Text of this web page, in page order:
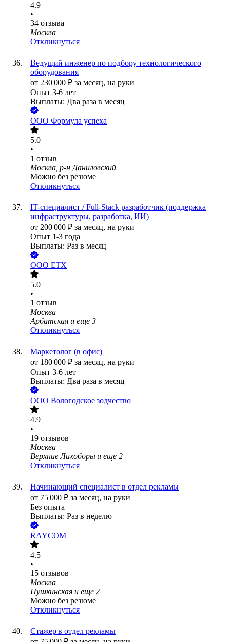
4.9
•
34 отзыва
Москва
Откликнуться
Ведущий инженер по подбору технологического
оборудования
от 230 000 ₽ за месяц, на руки
Опыт 3-6 лет
Выплаты: Два раза в месяц
ООО Формула успеха
5.0
•
1 отзыв
Москва, р-н Даниловский
Можно без резюме
Откликнуться
IT-специалист / Full-Stack разработчик (поддержка
инфраструктуры, разработка, ИИ)
от 200 000 ₽ за месяц, на руки
Опыт 1-3 года
Выплаты: Раз в месяц
ООО ЕТХ
5.0
•
1 отзыв
Москва
Арбатская и еще 3
Откликнуться
Маркетолог (в офис)
от 180 000 ₽ за месяц, на руки
Опыт 3-6 лет
Выплаты: Два раза в месяц
ООО Вологодское зодчество
4.9
•
19 отзывов
Москва
Верхние Лихоборы и еще 2
Откликнуться
Начинающий специалист в отдел рекламы
от 75 000 ₽ за месяц, на руки
Без опыта
Выплаты: Раз в неделю
RAYCOM
4.5
•
15 отзывов
Москва
Пушкинская и еще 2
Можно без резюме
Откликнуться
Стажер в отдел рекламы